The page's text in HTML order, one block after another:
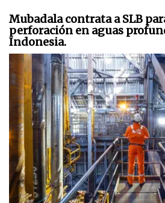
Mubadala contrata a SLB
perforación en aguas
Indonesia.